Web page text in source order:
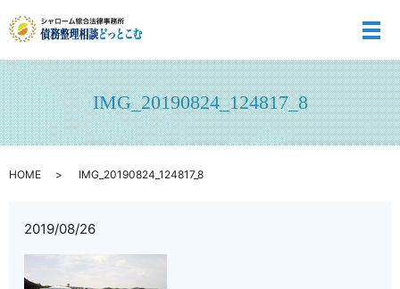
メ
IMG_20190824_124817_8
HOME IMG_20190824_124817_8
2019/08/26